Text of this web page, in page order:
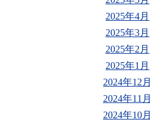
2025年4月
2025年3月
2025年2月
2025年1月
2024年12月
2024年11月
2024年10月